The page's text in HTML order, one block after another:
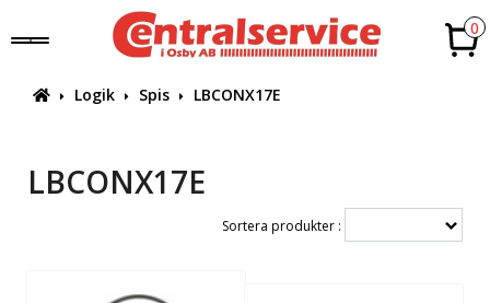
0
Logik Spis LBCONX17E
LBCONX17E
Sortera produkter :